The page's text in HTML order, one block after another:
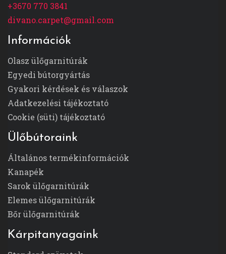
+3670 770 3841
divano.carpet@gmail.com
Információk
Olasz ülőgarnitúrák
Egyedi bútorgyártás
Gyakori kérdések és válaszok
Adatkezelési tájékoztató
Cookie (süti) tájékoztató
Ülőbútoraink
Általános termékinformációk
Kanapék
Sarok ülőgarnitúrák
Elemes ülőgarnitúrák
Bőr ülőgarnitúrák
Kárpitanyagaink